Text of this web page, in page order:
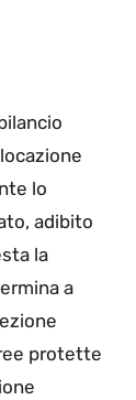
lo
adibito
la
a
protette